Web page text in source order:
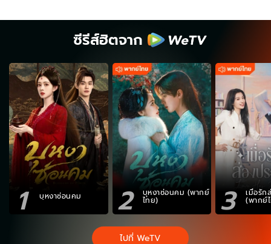
ซีรีส์ฮิตจาก
1 บุหงาซ่อนคม 2 บุหงาซ่อนคม (พากย์
ไทย) 3 เมื่อรัก
(พากย์
ไปที่ WeTV